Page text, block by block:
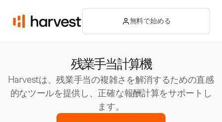
無料で始める
残業手当計算機
Harvestは、残業手当の複雑さを解消するための直感
的なツールを提供し、正確な報酬計算をサポートし
ます。